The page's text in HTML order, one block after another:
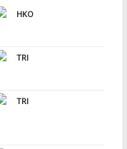
HKO
TRI
TRI